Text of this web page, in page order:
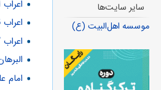
امام
سایر سایت‌ها
موسسه اهل‌البیت (ع)